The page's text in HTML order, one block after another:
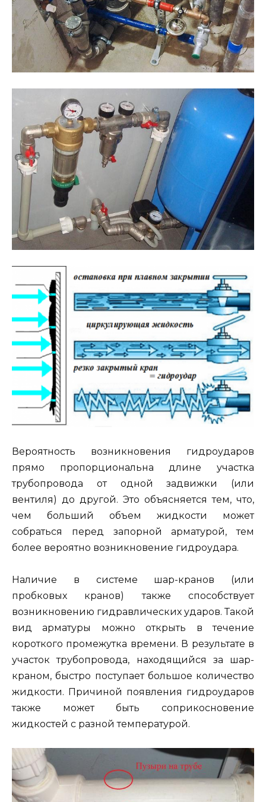
Вероятность возникновения гидроударов
прямо пропорциональна длине участка
трубопровода от одной задвижки (или
вентиля) до другой. Это объясняется тем, что,
чем больший объем жидкости может
собраться перед запорной арматурой, тем
более вероятно возникновение гидроудара.
Наличие в системе шар-кранов (или
пробковых кранов) также способствует
возникновению гидравлических ударов. Такой
вид арматуры можно открыть в течение
короткого промежутка времени. В результате в
участок трубопровода, находящийся за шар-
краном, быстро поступает большое количество
жидкости. Причиной появления гидроударов
также может быть соприкосновение
жидкостей с разной температурой.